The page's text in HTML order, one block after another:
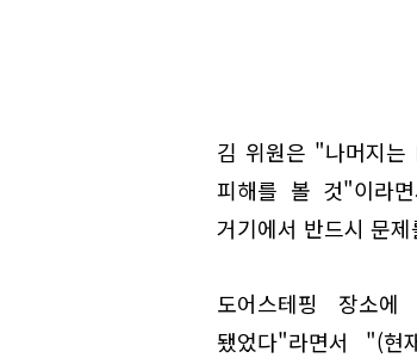
김 위원은 "나머지는
피해를 볼 것"이라
거기에서 반드시 문
도어스테핑 장소
됐었다"라면서 "(